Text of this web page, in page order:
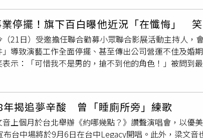
塢名導馬丁史柯西斯擔任執行製片，聚焦兩位好友報
奧斯卡最佳國際影片15強。深受觀眾喜愛的「WOW！
《動物園驚魂夜》及《馴鹿大冒險：響鹿飛飛》三部
有血有肉的反派英雄；《動物園驚魂夜》描述隕石墜落
險；《馴鹿大冒險：響鹿飛飛》則講述患有懼高症的
我家的事》出品人林昱伶將赴「中山73」講座「那些
提供）
，今年也迎來孩子出生。婚後，三山首次以演員身分回
劇，由三山擔任男主角，而女主角正是花乃真理亞。兩
人的關係逐漸變得親密。報導指出，音樂劇自5月28日
互動頻繁，私下也開始見面。花乃真理亞過去是寶塚
領域，目前同樣已婚並育有子女。《週刊文春》進一步
京都港區南青山一帶，花乃隨後上車。兩人之後一同
報導也指出，兩人前往該飯店並非單次行程，而是在
回應「對於不適當的行動深感反省。」花乃真理亞所
認報導內容，被視為默認婚外情。此次風波也讓外界
粉絲祝福，並迎來新生命。然而，婚後不到一年便傳
後續將公開更多細節，包括三山與花乃在《愛的迫降
停擺！旗下百白曝他近況「在懺悔」
21日）受邀擔任聯合勸募小眾聯合影展活動主持人，
導致演藝工作全面停擺、甚至傳出公司營運不佳及婚
示：「可惜我不是男的，搶不到他的角色！」被問到
表還活著，還有在用手機啦！」至於老闆這陣子都在
事、說好話囉。」而針對外界關心的陳柏霖婚事是否受
但現在應該沒空吧？還是先把眼前的事情處理好。如果
柏霖的工作停擺，是否波及旗下藝人？百白笑稱公司
不是男的！不然我就可以去接他的戲了，很可惜搶不
生的事情跟我無關啦！」剛演完舞台劇《我不是影后
年揭追夢辛酸 曾「睡廁所旁」練歌
上個月於台北舉辦《約哪幾點？》讚聲演唱會，以優
台中場將於9月6日在台中Legacy開唱。此外，梁文